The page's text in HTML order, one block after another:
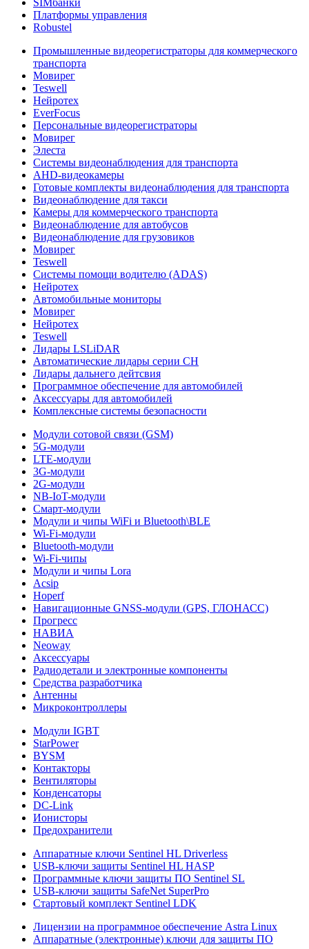
SIMбанки
Платформы управления
Robustel
Промышленные видеорегистраторы для коммерческого
транспорта
Мовирег
Teswell
Нейротех
EverFocus
Персональные видеорегистраторы
Мовирег
Элеста
Системы видеонаблюдения для транспорта
AHD-видеокамеры
Готовые комплекты видеонаблюдения для транспорта
Видеонаблюдение для такси
Камеры для коммерческого транспорта
Видеонаблюдение для автобусов
Видеонаблюдение для грузовиков
Мовирег
Teswell
Системы помощи водителю (ADAS)
Нейротех
Автомобильные мониторы
Мовирег
Нейротех
Teswell
Лидары LSLiDAR
Автоматические лидары серии CH
Лидары дальнего дейтсвия
Программное обеспечение для автомобилей
Аксессуары для автомобилей
Комплексные системы безопасности
Модули сотовой связи (GSM)
5G-модули
LTE-модули
3G-модули
2G-модули
NB-IoT-модули
Смарт-модули
Модули и чипы WiFi и Bluetooth\BLE
Wi-Fi-модули
Bluetooth-модули
Wi-Fi-чипы
Модули и чипы Lora
Acsip
Hoperf
Навигационные GNSS-модули (GPS, ГЛОНАСС)
Прогресс
НАВИА
Neoway
Аксессуары
Радиодетали и электронные компоненты
Средства разработчика
Антенны
Микроконтроллеры
Модули IGBT
StarPower
BYSM
Контакторы
Вентиляторы
Конденсаторы
DC-Link
Ионисторы
Предохранители
Аппаратные ключи Sentinel HL Driverless
USB-ключи защиты Sentinel HL HASP
Программные ключи защиты ПО Sentinel SL
USB-ключи защиты SafeNet SuperPro
Стартовый комплект Sentinel LDK
Лицензии на программное обеспечение Astra Linux
Аппаратные (электронные) ключи для защиты ПО